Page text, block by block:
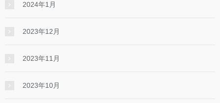
2024年1月
2023年12月
2023年11月
2023年10月